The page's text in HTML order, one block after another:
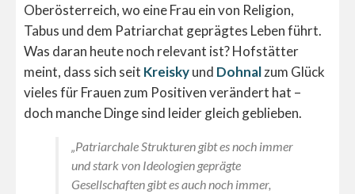
Oberösterreich, wo eine Frau ein von Religion,
Tabus und dem Patriarchat geprägtes Leben führt.
Was daran heute noch relevant ist? Hofstätter
meint, dass sich seit Kreiskyund Dohnalzum Glück
vieles für Frauen zum Positiven verändert hat –
doch manche Dinge sind leider gleich geblieben.
„Patriarchale Strukturen gibt es noch immer
und stark von Ideologien geprägte
Gesellschaften gibt es auch noch immer,